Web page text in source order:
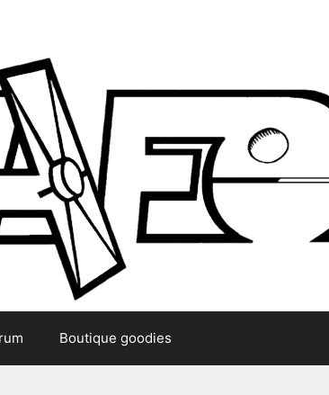
Boutique goodies